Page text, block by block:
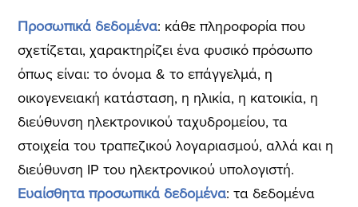
Προσωπικά δεδομένα: κάθε πληροφορία που
σχετίζεται, χαρακτηρίζει ένα φυσικό πρόσωπο
όπως είναι: το όνομα & το επάγγελμά, η
οικογενειακή κατάσταση, η ηλικία, η κατοικία, η
διεύθυνση ηλεκτρονικού ταχυδρομείου, τα
στοιχεία του τραπεζικού λογαριασμού, αλλά και η
διεύθυνση IP του ηλεκτρονικού υπολογιστή.
Ευαίσθητα προσωπικά δεδομένα: τα δεδομένα